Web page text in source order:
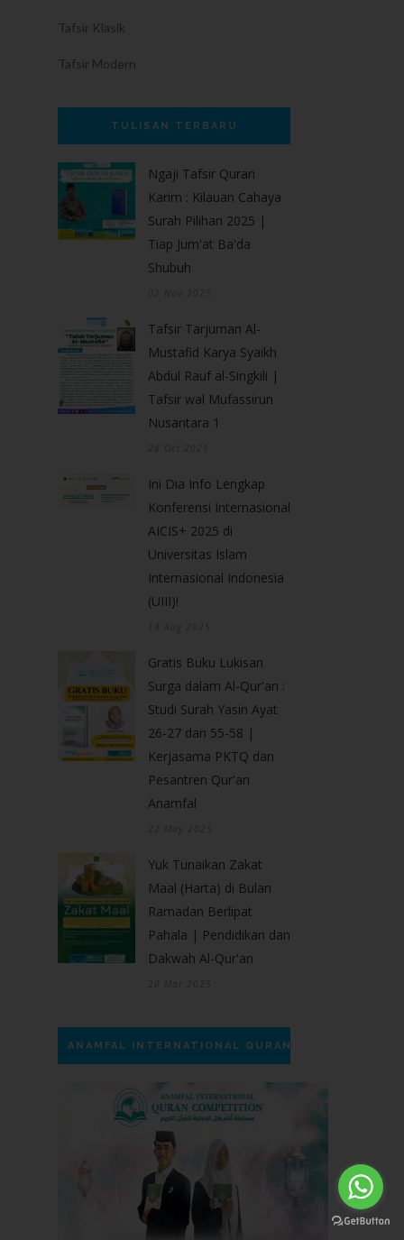
Tafsir Klasik
Tafsir Modern
TULISAN TERBARU
Ngaji Tafsir Quran
Karim : Kilauan Cahaya
Surah Pilihan 2025 |
Tiap Jum'at Ba'da
Shubuh
Tafsir Tarjuman Al-
Mustafid Karya Syaikh
Abdul Rauf al-Singkili |
Tafsir wal Mufassirun
Nusantara 1
Ini Dia Info Lengkap
Konferensi Internasional
AICIS+ 2025 di
Universitas Islam
Internasional Indonesia
(UIII)!
Gratis Buku Lukisan
Surga dalam Al-Qur'an :
Studi Surah Yasin Ayat
26-27 dan 55-58 |
Kerjasama PKTQ dan
Pesantren Qur'an
Anamfal
Yuk Tunaikan Zakat
Maal (Harta) di Bulan
Ramadan Berlipat
Pahala | Pendidikan dan
Dakwah Al-Qur'an
ANAMFAL INTERNATIONAL QURAN COMPETITION